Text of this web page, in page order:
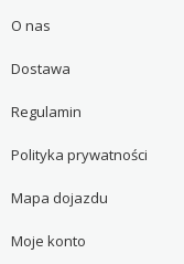
O nas
Dostawa
Regulamin
Polityka prywatności
Mapa dojazdu
Moje konto